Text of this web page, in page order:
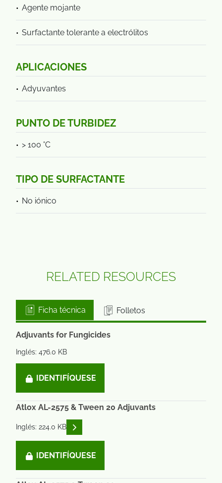
Agente mojante
Surfactante tolerante a electrólitos
APLICACIONES
Adyuvantes
PUNTO DE TURBIDEZ
> 100 °C
TIPO DE SURFACTANTE
No iónico
RELATED RESOURCES
Ficha técnica Folletos
Adjuvants for Fungicides
Inglés: 476.0 KB
IDENTIFÍQUESE
Atlox AL-2575 & Tween 20 Adjuvants
Inglés: 224.0 KB READ DESCRIPTIONS
IDENTIFÍQUESE